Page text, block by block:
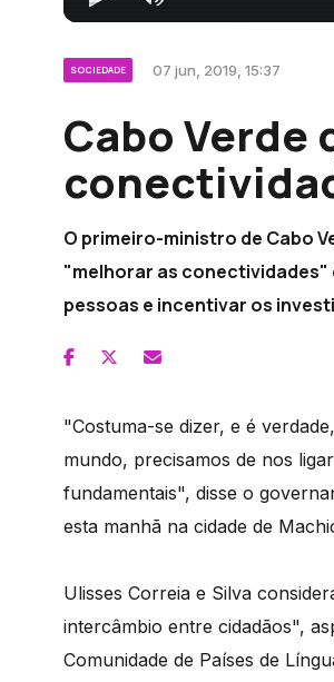
SOCIEDADE 07 jun, 2019, 15:37
Cabo Verde
O primeiro-ministro de Cabo
"melhorar as conectividades"
pessoas e incentivar os
"Costuma-se dizer, e é
mundo, precisamos de nos
fundamentais", disse o
esta manhã na cidade de
Ulisses Correia e Silva
intercâmbio entre cidadãos",
Comunidade de Países de